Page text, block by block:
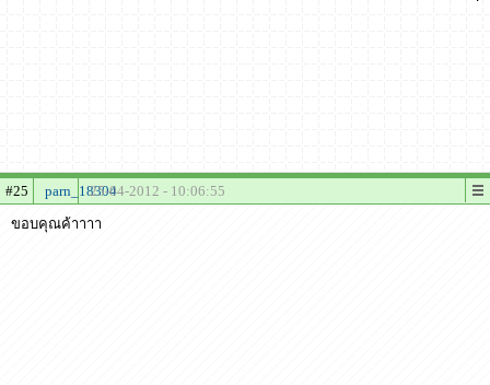
#25 parn_1830425-04-2012 - 10:06:55
ขอบคุณค้าาาา